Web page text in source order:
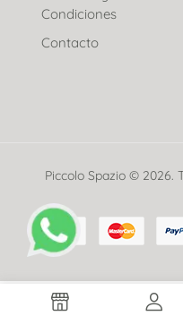
Condiciones
Contacto
Piccolo Spazio © 2026.